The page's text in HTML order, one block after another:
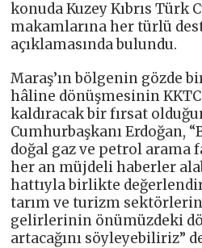
konuda Kuzey Kıbrıs Türk
makamlarına her türlü
açıklamasında bulundu.
Maraş’ın bölgenin gözde
hâline dönüşmesinin
kaldıracak bir fırsat
Cumhurbaşkanı Erdoğan,
doğal gaz ve petrol arama
her an müjdeli haberler
hattıyla birlikte
tarım ve turizm
gelirlerinin önümüzdeki
artacağını söyleyebiliriz”